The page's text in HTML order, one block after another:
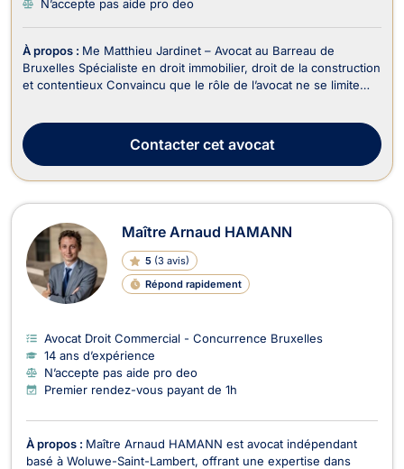
N’accepte pas aide pro deo
À propos : Me Matthieu Jardinet – Avocat au Barreau de
Bruxelles Spécialiste en droit immobilier, droit de la construction
et contentieux Convaincu que le rôle de l’avocat ne se limite
une approche à la fois stra...
Contactercet avocat
Maître Arnaud HAMANN
5 (3 avis)
Répond rapidement
Avocat Droit Commercial - Concurrence Bruxelles
14 ans d’expérience
N’accepte pas aide pro deo
Premier rendez-vous payant de 1h
À propos : Maître Arnaud HAMANN est avocat indépendant
basé à Woluwe-Saint-Lambert, offrant une expertise dans